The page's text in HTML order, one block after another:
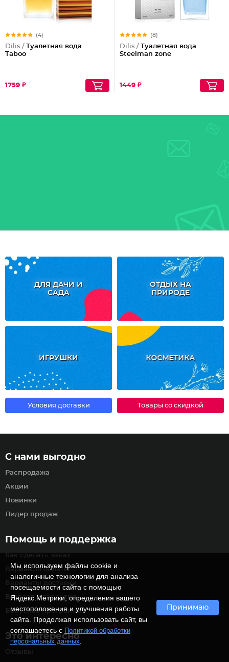
(4)
Dilis / Туалетная вода
Taboo
1759 ₽
(8)
Dilis / Туалетная вода
Steelman zone
1449 ₽
ДЛЯ ДАЧИ И
САДА
ОТДЫХ НА
ПРИРОДЕ
ИГРУШКИ КОСМЕТИКА
Условия доставки Товары со скидкой
Помощь и поддержка
Как сделать заказ
Варианты оплаты
Варианты доставки
Возврат и гарантия
Бонусная программа
С нами выгодно
Распродажа
Акции
Новинки
Лидер продаж
Это интересно
Отзывы
Мы используем файлы cookie и
аналогичные технологии для анализа
посещаемости сайта с помощью
Яндекс.Метрики, определения вашего
местоположения и улучшения работы
сайта. Продолжая использовать сайт, вы
соглашаетесь с Политикой обработки
персональных данных
Принимаю